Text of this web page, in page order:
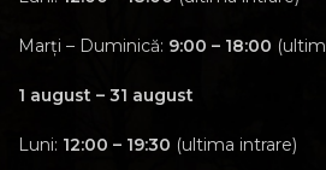
Marți – Duminică: 9:00 – 18:00
1 august – 31 august
Luni: 12:00 – 19:30 (ultima intrare)